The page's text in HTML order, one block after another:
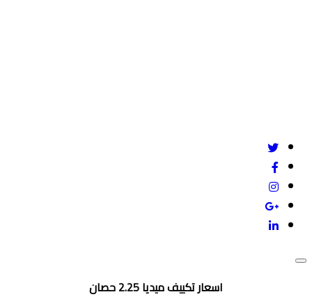
اسعار تكييف ميديا 2.25 حصان